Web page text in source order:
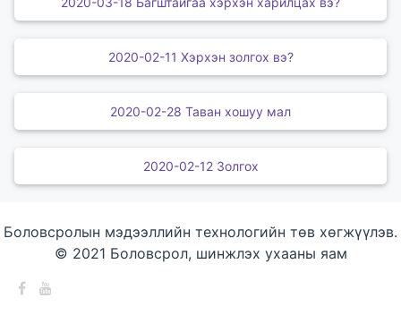
2020-02-11 Хэрхэн золгох вэ?
2020-02-28 Таван хошуу мал
2020-02-12 Золгох
Боловсролын мэдээллийн технологийн төв хөгжүүлэв.
© 2021 Боловсрол, шинжлэх ухааны яам